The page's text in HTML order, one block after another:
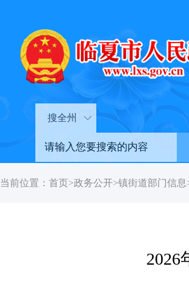
搜全州
当前位置： 首页>政务公开>镇街道部门信息
2026